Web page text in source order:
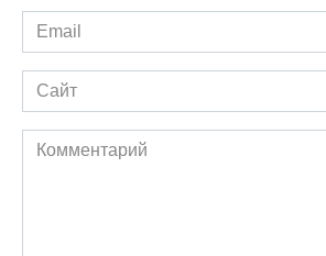
Email
*
Сайт
Комментарий